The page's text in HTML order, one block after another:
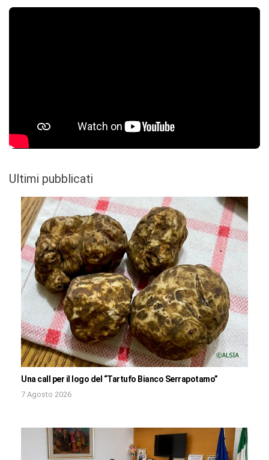
Ultimi pubblicati
Una call per il logo del “Tartufo Bianco Serrapotamo”
7 Agosto 2026